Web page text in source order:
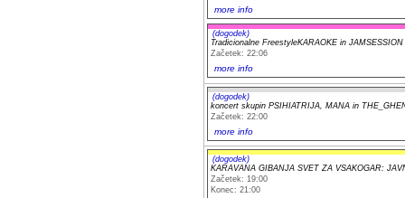
more info
(dogodek)
Tradicionalne FreestyleKARAOKE in JAMSESSION
Začetek: 22:06
more info
(dogodek)
koncert skupin PSIHIATRIJA, MANA in
Začetek: 22:00
more info
(dogodek)
KARAVANA GIBANJA SVET ZA VSAKOGAR:
Začetek: 19:00
Konec: 21:00